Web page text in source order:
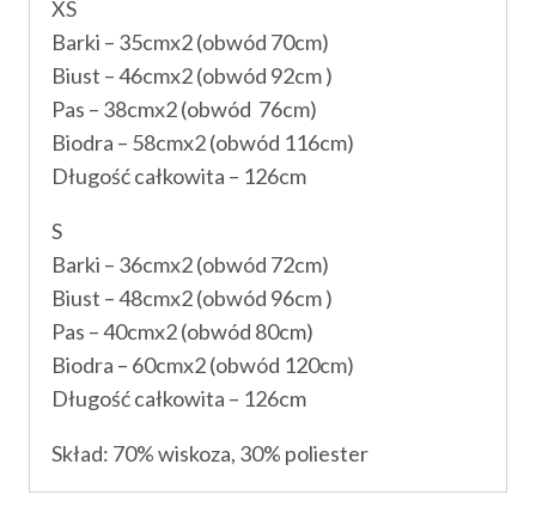
XS
Barki – 35cmx2 (obwód 70cm)
Biust – 46cmx2 (obwód 92cm )
Pas – 38cmx2 (obwód 76cm)
Biodra – 58cmx2 (obwód 116cm)
Długość całkowita – 126cm
S
Barki – 36cmx2 (obwód 72cm)
Biust – 48cmx2 (obwód 96cm )
Pas – 40cmx2 (obwód 80cm)
Biodra – 60cmx2 (obwód 120cm)
Długość całkowita – 126cm
Skład: 70% wiskoza, 30% poliester